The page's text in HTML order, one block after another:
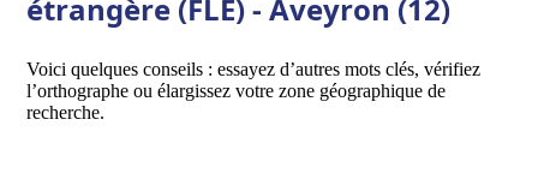
étrangère (FLE) - Aveyron (12)
Voici quelques conseils : essayez d’autres mots clés, vérifiez
l’orthographe ou élargissez votre zone géographique de
recherche.